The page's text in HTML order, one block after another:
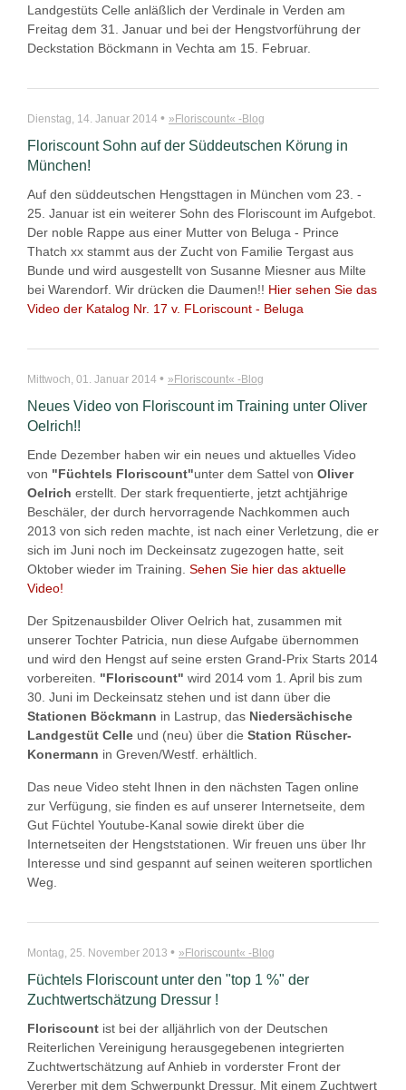
Landgestüts Celle anläßlich der Verdinale in Verden am
Freitag dem 31. Januar und bei der Hengstvorführung der
Deckstation Böckmann in Vechta am 15. Februar.
Dienstag, 14. Januar 2014 • »Floriscount« -Blog
Floriscount Sohn auf der Süddeutschen Körung in
München!
Auf den süddeutschen Hengsttagen in München vom 23. -
25. Januar ist ein weiterer Sohn des Floriscount im Aufgebot.
Der noble Rappe aus einer Mutter von Beluga - Prince
Thatch xx stammt aus der Zucht von Familie Tergast aus
Bunde und wird ausgestellt von Susanne Miesner aus Milte
bei Warendorf. Wir drücken die Daumen!! Hier sehen Sie das
Video der Katalog Nr. 17 v. FLoriscount - Beluga
Mittwoch, 01. Januar 2014 • »Floriscount« -Blog
Neues Video von Floriscount im Training unter Oliver
Oelrich!!
Ende Dezember haben wir ein neues und aktuelles Video
von "Füchtels Floriscount"unter dem Sattel von Oliver
Oelrich erstellt. Der stark frequentierte, jetzt achtjährige
Beschäler, der durch hervorragende Nachkommen auch
2013 von sich reden machte, ist nach einer Verletzung, die er
sich im Juni noch im Deckeinsatz zugezogen hatte, seit
Oktober wieder im Training. Sehen Sie hier das aktuelle
Video!
Der Spitzenausbilder Oliver Oelrich hat, zusammen mit
unserer Tochter Patricia, nun diese Aufgabe übernommen
und wird den Hengst auf seine ersten Grand-Prix Starts 2014
vorbereiten. "Floriscount" wird 2014 vom 1. April bis zum
30. Juni im Deckeinsatz stehen und ist dann über die
Stationen Böckmann in Lastrup, das Niedersächische
Landgestüt Celle und (neu) über die Station Rüscher-
Konermann in Greven/Westf. erhältlich.
Das neue Video steht Ihnen in den nächsten Tagen online
zur Verfügung, sie finden es auf unserer Internetseite, dem
Gut Füchtel Youtube-Kanal sowie direkt über die
Internetseiten der Hengststationen. Wir freuen uns über Ihr
Interesse und sind gespannt auf seinen weiteren sportlichen
Weg.
Montag, 25. November 2013 • »Floriscount« -Blog
Füchtels Floriscount unter den "top 1 %" der
Zuchtwertschätzung Dressur !
Floriscount ist bei der alljährlich von der Deutschen
Reiterlichen Vereinigung herausgegebenen integrierten
Zuchtwertschätzung auf Anhieb in vorderster Front der
Vererber mit dem Schwerpunkt Dressur. Mit einem Zuchtwert